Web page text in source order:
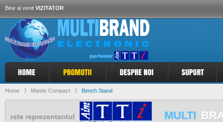
Bine ai venit VIZITATOR
Home 〉 Mantis Compact 〉 Bench Stand
este reprezentantul MULTI